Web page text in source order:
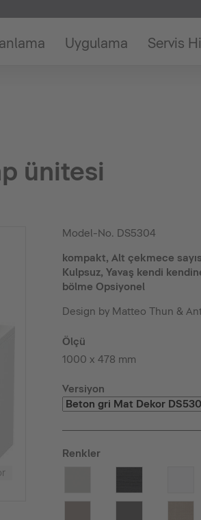
Uygulama Servis
ünitesi
Model-No. DS5304
kompakt, Alt çekmece
Kulpsuz, Yavaş kendi
bölme Opsiyonel
Design by Matteo Thun &
Ölçü
1000 x 478 mm
Versiyon
Renkler